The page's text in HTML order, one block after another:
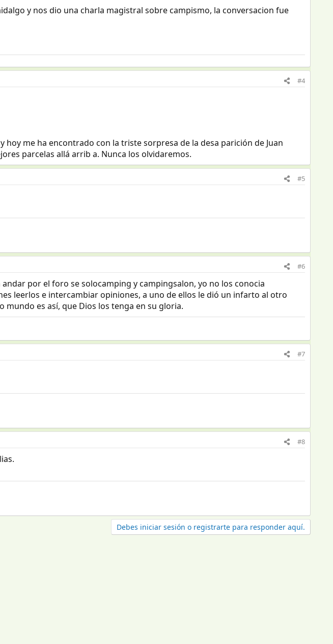
y nos dio una charla magistral sobre campismo, la conversacion fue
#4
me ha encontrado con la triste sorpresa de la desa parición de Juan
parcelas allá arrib a. Nunca los olvidaremos.
#5
#6
por el foro se solocamping y campingsalon, yo no los conocia
leerlos e intercambiar opiniones, a uno de ellos le dió un infarto al otro
mundo es así, que Dios los tenga en su gloria.
#7
#8
Debes iniciar sesión o registrarte para responder aquí.